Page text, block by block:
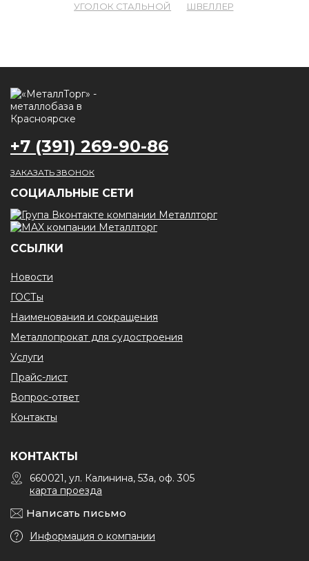
УГОЛОК СТАЛЬНОЙ
ШВЕЛЛЕР
+7 (391) 269-90-86
ЗАКАЗАТЬ ЗВОНОК
CОЦИАЛЬНЫЕ СЕТИ
ССЫЛКИ
Новости
ГОСТы
Наименования и сокращения
Металлопрокат для судостроения
Услуги
Прайс-лист
Вопрос-ответ
Контакты
КОНТАКТЫ
660021, ул. Калинина, 53а, оф. 305
карта проезда
Написать письмо
Информация о компании